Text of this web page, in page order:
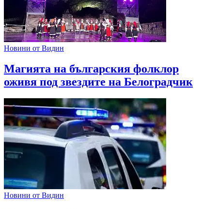
Новини от Видин
Магията на българския фолклор
оживя под звездите на Белоградчик
Новини от Видин